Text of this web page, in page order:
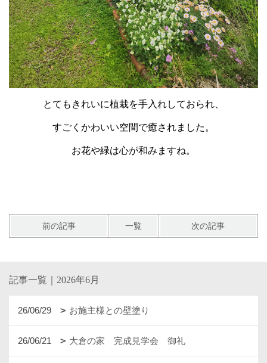
とてもきれいに植栽を手入れしておられ、
すごくかわいい空間で癒されました。
お花や緑は心が和みますね。
前の記事 一覧 次の記事
記事一覧｜2026年6月
26/06/29 お施主様との壁塗り
26/06/21 大倉の家 完成見学会 御礼